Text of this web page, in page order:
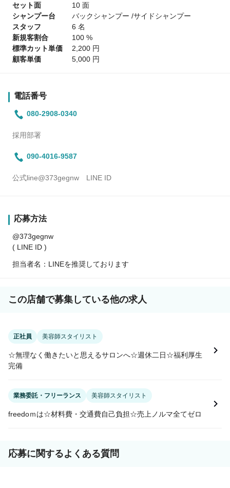
セット面
10 面
シャンプー台
バックシャンプー /サイドシャンプー
スタッフ
6 名
新規客割合
100 %
標準カット単価
2,200 円
顧客単価
5,000 円
電話番号
080-2908-0340
採用部署
090-4016-9587
公式line@373gegnw LINE ID
応募方法
@373gegnw
( LINE ID )
担当者名：LINEを推奨しております
この店舗で募集している他の求人
正社員 美容師スタイリスト
☆無理なく働きたいと思えるサロンへ☆週休二日☆福利厚生
完備
業務委託・フリーランス 美容師スタイリスト
freedoｍは☆材料費・交通費自己負担☆売上ノルマ全てゼロ
応募に関するよくある質問